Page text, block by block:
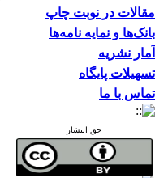
مقالات در نوبت چاپ
بانک‌ها و نمایه نامه‌ها
آمار نشریه
تسهیلات پایگاه
تماس با ما
حق انتشار